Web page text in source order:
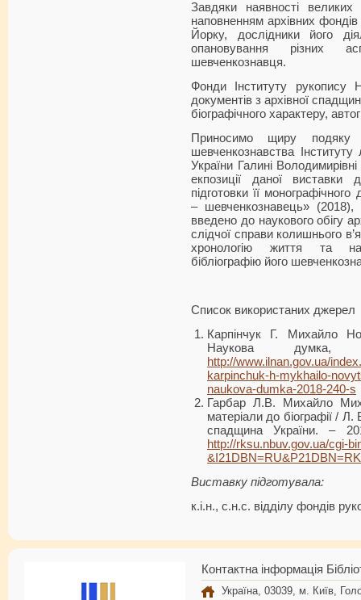
Завдяки наявності
наповненням архівних
Йорку, дослідники його
опановування різних
шевченкознавця.
Фонди Інституту рукопису
документів з архівної
біографічного характеру,
Приносимо щиру подяку
шевченкознавства
України Галині
екпозиції даної виставки
підготовки її
– шевченкознавець»
введено до наукового обігу
слідчої справи колишнього
хронологію життя та
бібліографію його
Список використаних джерел
Карпінчук Г. Михайло
Наукова
http://www.ilnan.gov.ua/
karpinchuk-h-mykhailo-
naukova-dumka-2018-240-s
Гарбар Л.В. Михайло
матеріали до біографії /
спадщина України. –
http://rksu.nbuv.gov.ua/cgi-
Виставку підготувала:
к.і.н., с.н.с. відділу фондів
Контактна інформація
Україна, 03039, м. Київ,